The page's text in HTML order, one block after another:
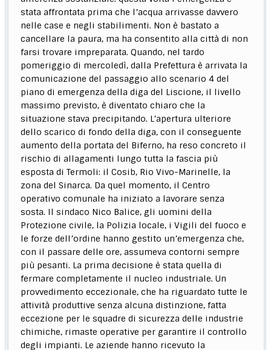
stata affrontata prima che l’acqua arrivasse davvero
nelle case e negli stabilimenti. Non è bastato a
cancellare la paura, ma ha consentito alla città di non
farsi trovare impreparata. Quando, nel tardo
pomeriggio di mercoledì, dalla Prefettura è arrivata la
comunicazione del passaggio allo scenario 4 del
piano di emergenza della diga del Liscione, il livello
massimo previsto, è diventato chiaro che la
situazione stava precipitando. L’apertura ulteriore
dello scarico di fondo della diga, con il conseguente
aumento della portata del Biferno, ha reso concreto il
rischio di allagamenti lungo tutta la fascia più
esposta di Termoli: il Cosib, Rio Vivo-Marinelle, la
zona del Sinarca. Da quel momento, il Centro
operativo comunale ha iniziato a lavorare senza
sosta. Il sindaco Nico Balice, gli uomini della
Protezione civile, la Polizia locale, i Vigili del fuoco e
le forze dell’ordine hanno gestito un’emergenza che,
con il passare delle ore, assumeva contorni sempre
più pesanti. La prima decisione è stata quella di
fermare completamente il nucleo industriale. Un
provvedimento eccezionale, che ha riguardato tutte le
attività produttive senza alcuna distinzione, fatta
eccezione per le squadre di sicurezza delle industrie
chimiche, rimaste operative per garantire il controllo
degli impianti. Le aziende hanno ricevuto la